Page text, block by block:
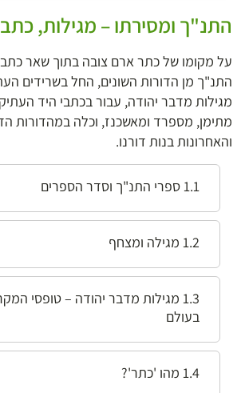
התנ"ך ומסירתו – מגילות,
על מקומו של כתר ארם צובה בתוך שאר
התנ"ך מן הדורות השונים, החל בשרידים
מגילות מדבר יהודה, עבור בכתבי היד
מתימן, מספרד ומאשכנז, וכלה במהדורות
והאחרונות בנות דורנו.
1.1 ספרי התנ"ך וסדר הספרים
1.2 מגילה ומצחף
1.3 מגילות מדבר יהודה – טופסי
בעולם
1.4 מהו 'כתר'?